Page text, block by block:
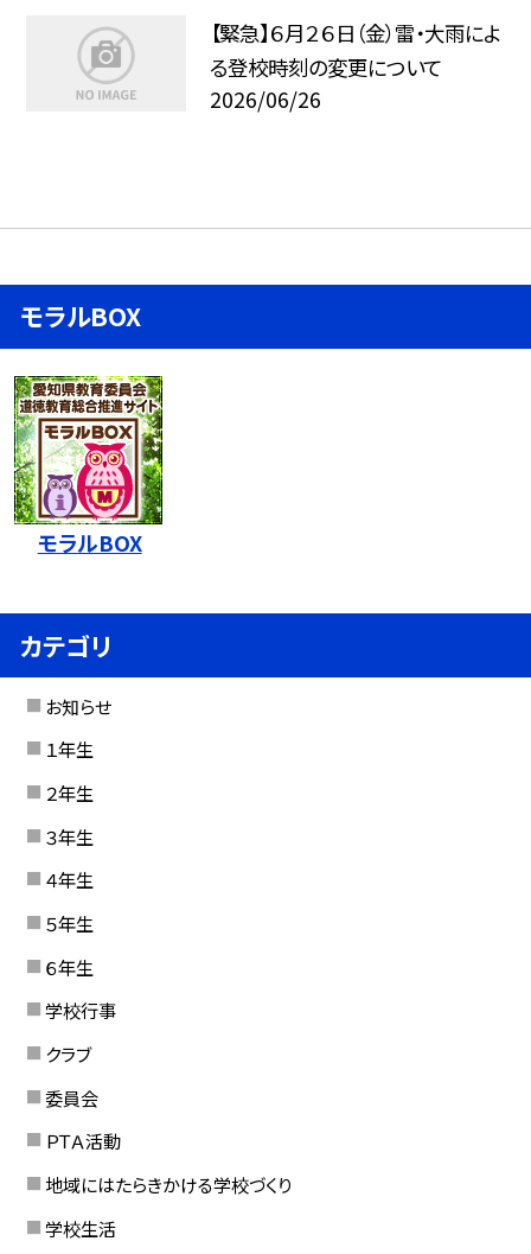
【緊急】６月２６日（金）雷・大雨によ
る登校時刻の変更について
2026/06/26
モラルBOX
モラルBOX
カテゴリ
お知らせ
１年生
２年生
３年生
４年生
５年生
６年生
学校行事
クラブ
委員会
ＰＴＡ活動
地域にはたらきかける学校づくり
学校生活